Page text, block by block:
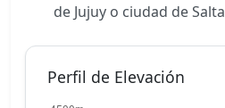
de Jujuy o ciudad de Salta
Perfil de Elevación